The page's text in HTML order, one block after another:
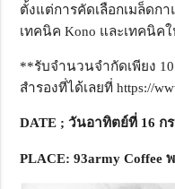
ตั้งแต่การคัดเลือกเมล็ดก
เทคนิค Kono และเทคนิค
**รับจำนวนจำกัดเพียง
สำรองที่ได้เลยที่ https://
DATE ; วันอาทิตย์ที่ 16 ก
PLACE: 93army Coffee